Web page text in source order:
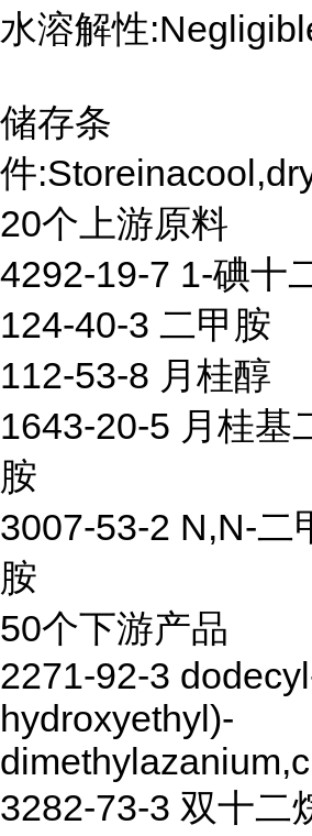
水溶解性
储存条
件
20个上游原料
4292-19-7 1-碘十
124-40-3 二甲胺
112-53-8 月桂醇
1643-20-5 月桂基
胺
3007-53-2 N,N-二
胺
50个下游产品
2271-92-3
hydroxyethyl)-
3282-73-3 双十二